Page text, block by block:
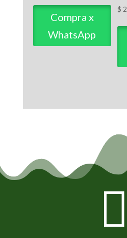
Compra x
WhatsApp
$
